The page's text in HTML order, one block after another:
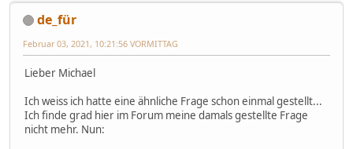
de_für
Februar 03, 2021, 10:21:56 VORMITTAG
Lieber Michael
Ich weiss ich hatte eine ähnliche Frage schon einmal gestellt...
Ich finde grad hier im Forum meine damals gestellte Frage
nicht mehr. Nun: